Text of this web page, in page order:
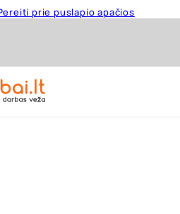
prie puslapio apačios